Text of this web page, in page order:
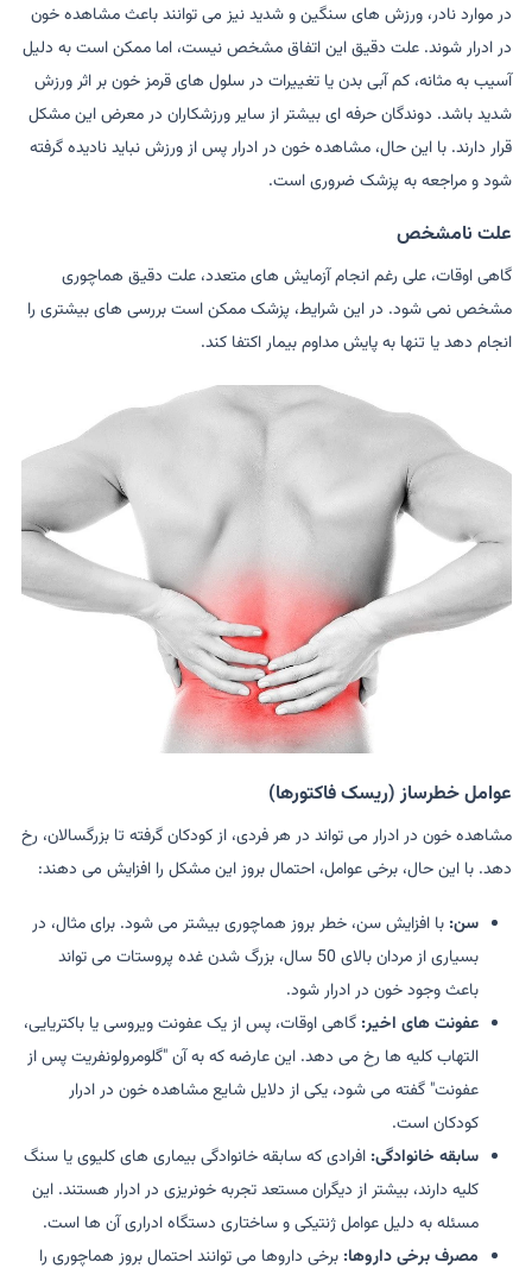
در موارد نادر، ورزش های سنگین و شدید نیز می توانند باعث مشاهده خون
در ادرار شوند. علت دقیق این اتفاق مشخص نیست، اما ممکن است به دلیل
آسیب به مثانه، کم آبی بدن یا تغییرات در سلول های قرمز خون بر اثر ورزش
شدید باشد. دوندگان حرفه ای بیشتر از سایر ورزشکاران در معرض این مشکل
قرار دارند. با این حال، مشاهده خون در ادرار پس از ورزش نباید نادیده گرفته
شود و مراجعه به پزشک ضروری است.
علت نامشخص
گاهی اوقات، علی رغم انجام آزمایش های متعدد، علت دقیق هماچوری
مشخص نمی شود. در این شرایط، پزشک ممکن است بررسی های بیشتری را
انجام دهد یا تنها به پایش مداوم بیمار اکتفا کند.
عوامل خطرساز (ریسک فاکتورها)
مشاهده خون در ادرار می تواند در هر فردی، از کودکان گرفته تا بزرگسالان، رخ
دهد. با این حال، برخی عوامل، احتمال بروز این مشکل را افزایش می دهند:
سن:با افزایش سن، خطر بروز هماچوری بیشتر می شود. برای مثال، در
بسیاری از مردان بالای 50 سال، بزرگ شدن غده پروستات می تواند
باعث وجود خون در ادرار شود.
عفونت های اخیر:گاهی اوقات، پس از یک عفونت ویروسی یا باکتریایی،
التهاب کلیه ها رخ می دهد. این عارضه که به آن "گلومرولونفریت پس از
عفونت" گفته می شود، یکی از دلایل شایع مشاهده خون در ادرار
کودکان است.
سابقه خانوادگی:افرادی که سابقه خانوادگی بیماری های کلیوی یا سنگ
کلیه دارند، بیشتر از دیگران مستعد تجربه خونریزی در ادرار هستند. این
مسئله به دلیل عوامل ژنتیکی و ساختاری دستگاه ادراری آن ها است.
مصرف برخی داروها:برخی داروها می توانند احتمال بروز هماچوری را